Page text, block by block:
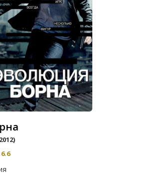
6.6